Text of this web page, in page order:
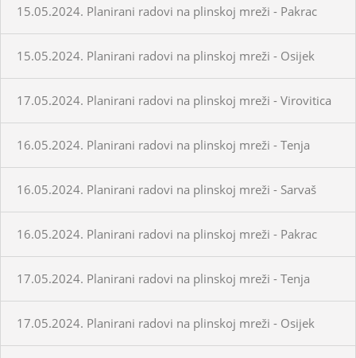
15.05.2024. Planirani radovi na plinskoj mreži - Pakrac
15.05.2024. Planirani radovi na plinskoj mreži - Osijek
17.05.2024. Planirani radovi na plinskoj mreži - Virovitica
16.05.2024. Planirani radovi na plinskoj mreži - Tenja
16.05.2024. Planirani radovi na plinskoj mreži - Sarvaš
16.05.2024. Planirani radovi na plinskoj mreži - Pakrac
17.05.2024. Planirani radovi na plinskoj mreži - Tenja
17.05.2024. Planirani radovi na plinskoj mreži - Osijek